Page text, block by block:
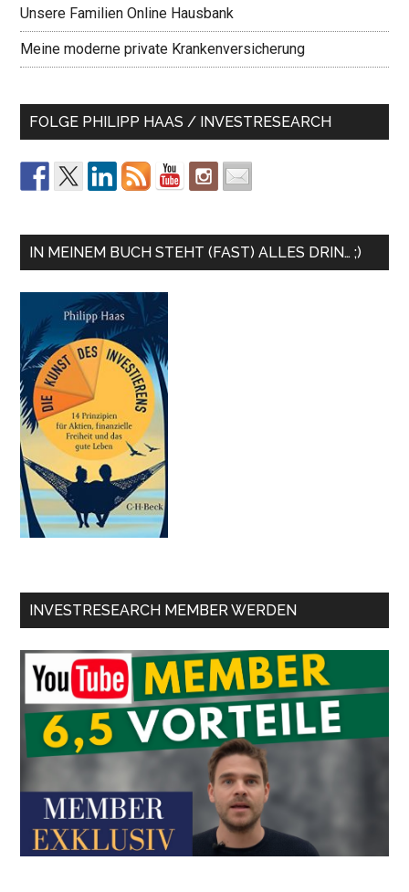
Unsere Familien Online Hausbank
Meine moderne private Krankenversicherung
FOLGE PHILIPP HAAS / INVESTRESEARCH
IN MEINEM BUCH STEHT (FAST) ALLES DRIN… ;)
INVESTRESEARCH MEMBER WERDEN